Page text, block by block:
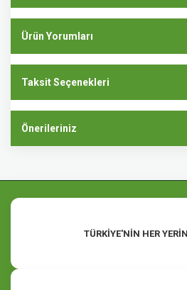
Ürün Yorumları
Taksit Seçenekleri
Önerileriniz
TÜRKİYE'NİN HER